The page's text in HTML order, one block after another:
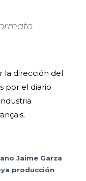
la dirección del
por el diario
Jaime Garza
producción